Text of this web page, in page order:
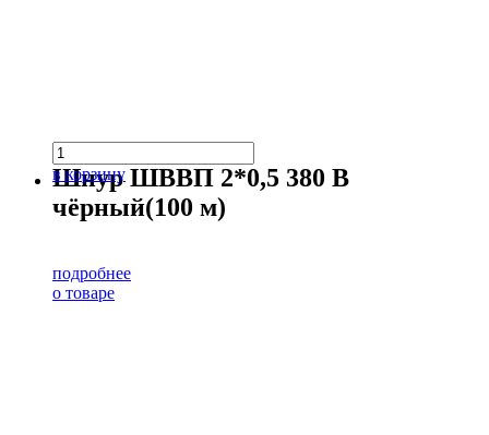
в корзину
Шнур ШВВП 2*0,5 380 В
чёрный(100 м)
подробнее
о товаре